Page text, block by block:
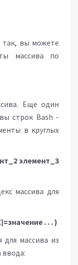
так, вы можете
массива по
Еще один
строк Bash -
в круглых
элемент_3
массива для
]=значение . . .)
массива из
ввода: